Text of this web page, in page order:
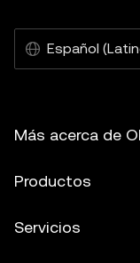
Español
Más acerca de
Productos
Servicios